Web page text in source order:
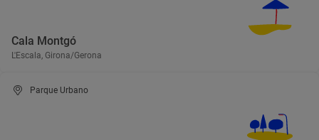
Cala Montgó
L'Escala, Girona/Gerona
Parque Urbano